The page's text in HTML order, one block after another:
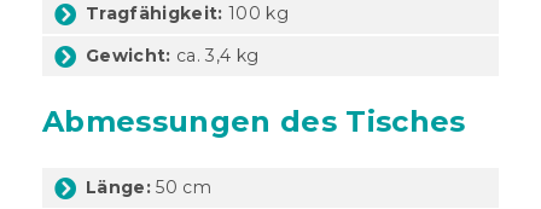
Tragfähigkeit: 100 kg
Gewicht: ca. 3,4 kg
Abmessungen des Tisches
Länge: 50 cm